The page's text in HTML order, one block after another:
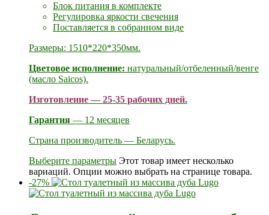
Блок питания в комплекте
Регулировка яркости свечения
Поставляется в собранном виде
Размеры: 1510*220*350мм.
Цветовое исполнение: натуральный/отбеленный/венге
(масло Saicos).
Изготовление — 25-35 рабочих дней.
Гарантия — 12 месяцев
Страна производитель — Беларусь.
Выберите параметры Этот товар имеет несколько
вариаций. Опции можно выбрать на странице товара.
-27%